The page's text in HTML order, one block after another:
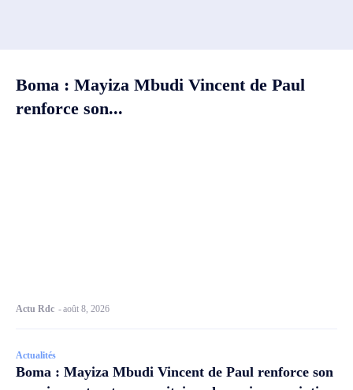
Boma : Mayiza Mbudi Vincent de Paul
renforce son...
Actu Rdc -août 8, 2026
Actualités
Boma : Mayiza Mbudi Vincent de Paul renforce son